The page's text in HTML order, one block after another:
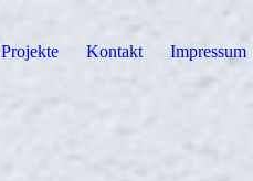
Projekte Kontakt Impressum